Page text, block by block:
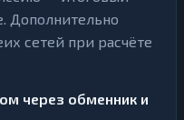
Дополнительно
сетей при расчёте
через обменник и